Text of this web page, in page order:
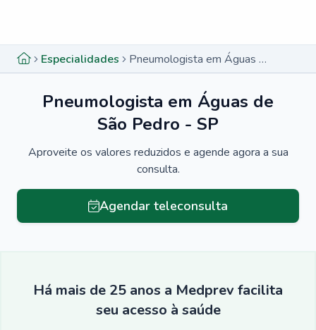
Especialidades Pneumologista em Águas de São Pedro - SP
Pneumologista em Águas de
São Pedro - SP
Aproveite os valores reduzidos e agende agora a sua
consulta.
Agendar teleconsulta
Há mais de 25 anos a Medprev facilita
seu acesso à saúde